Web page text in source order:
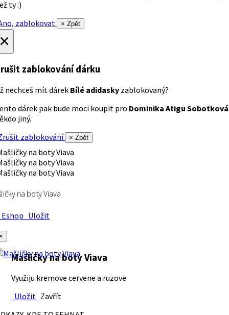
ty :)
zablokovat
× Zpět
zablokování dárku
nechceš mít dárek Bílé adidasky zablokovaný?
dárek pak bude moci koupit pro Dominika Atigu Sobotková
jiný.
zablokování
× Zpět
na boty Viava
Uložit
Mašličky na boty Viava
Využiju kremove cervene a ruzove
Uložit Zavřít